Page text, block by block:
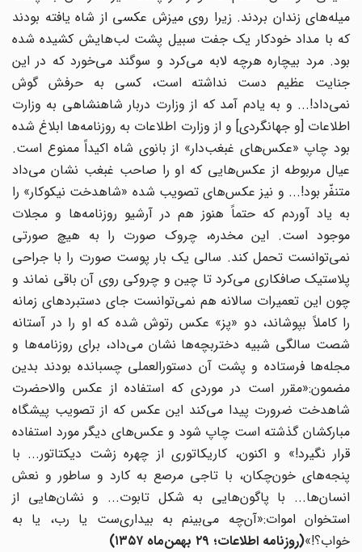
میله‌های زندان بردند. زیرا روی میزش عکسی از شاه یافته بودند
که با مداد خودکار یک جفت سبیل پشت لب‌هایش کشیده شده
بود. مرد بیچاره هرچه لابه می‌کرد و سوگند می‌خورد که در این
جنایت عظیم دست نداشته است، کسی به حرفش گوش
نمی‌داد!... و به یادم آمد که از وزارت دربار شاهنشاهی به وزارت
اطلاعات [و جهانگردی] و از وزارت اطلاعات به روزنامه‌ها ابلاغ شده
بود چاپ «عکس‌های غبغب‌دار» از بانوی شاه اکیداً ممنوع است.
عیال مربوطه از عکس‌هایی که او را صاحب غبغب نشان می‌داد
متنفّر بود!... و نیز عکس‌های تصویب شده «شاهدخت نیکوکار» را
به یاد آوردم که حتماً هنوز هم در آرشیو روزنامه‌ها و مجلات
موجود است. این مخدره، چروک صورت را به هیچ صورتی
نمی‌توانست تحمل کند. سالی یک بار پوست صورت را با جراحی
پلاستیک صافکاری می‌کرد تا چین و چروکی روی آن باقی نماند و
چون این تعمیرات سالانه هم نمی‌توانست جای دستبردهای زمانه
را کاملاً بپوشاند، دو «پز» عکس رتوش شده که او را در آستانه
شصت سالگی شبیه دختربچه‌ها نشان می‌داد، برای روزنامه‌ها و
مجله‌ها فرستاده و پشت آن دستورالعملی چسبانده بودند بدین
مضمون:«مقرر است در موردی که استفاده از عکس والاحضرت
شاهدخت ضرورت پیدا می‌کند این عکس که از تصویب پیشگاه
مبارکشان گذشته است چاپ شود و عکس‌های دیگر مورد استفاده
قرار نگیرد!» و اکنون، کاریکاتوری از چهره زشت دیکتاتور... با
پنجه‌های خون‌چکان، با تاجی مرصع به کارد و ساطور و نعش
انسان‌ها... با پاگون‌هایی به شکل تابوت... و نشان‌هایی از
استخوان اموات:«آن‌چه می‌بینم به بیداری‌ست یا رب، یا به
خواب؟!»(روزنامه اطلاعات؛ ۲۹ بهمن‌ماه ۱۳۵۷)